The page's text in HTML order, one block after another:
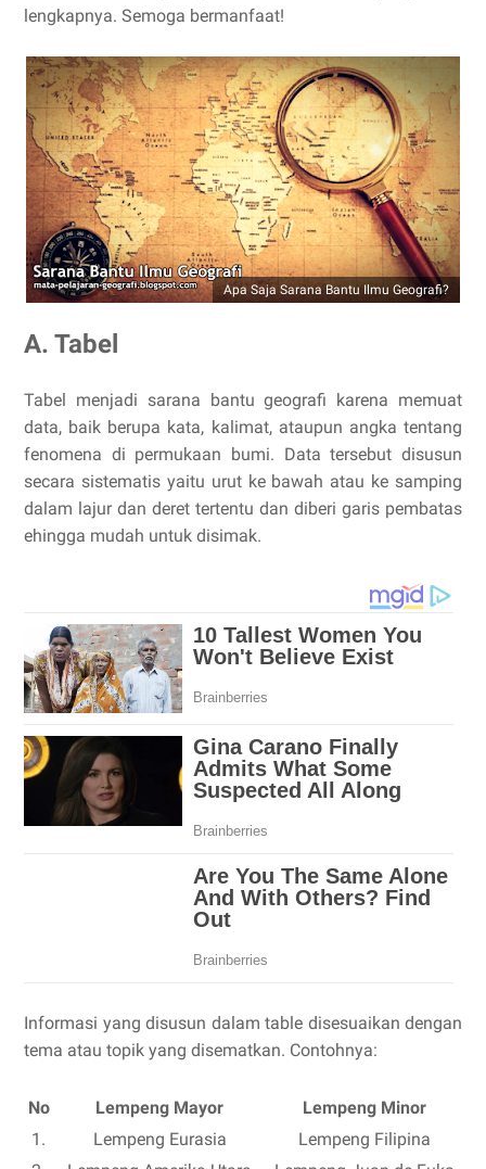
lengkapnya. Semoga bermanfaat!
Apa Saja Sarana Bantu Ilmu Geografi?
A. Tabel
Tabel menjadi sarana bantu geografi karena memuat
data, baik berupa kata, kalimat, ataupun angka tentang
fenomena di permukaan bumi. Data tersebut disusun
secara sistematis yaitu urut ke bawah atau ke samping
dalam lajur dan deret tertentu dan diberi garis pembatas
ehingga mudah untuk disimak.
Informasi yang disusun dalam table disesuaikan dengan
tema atau topik yang disematkan. Contohnya:
No Lempeng Mayor
Lempeng Minor
1.
Lempeng Eurasia
Lempeng Filipina